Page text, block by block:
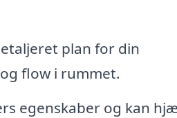
plan for din
flow i rummet.
egenskaber og kan